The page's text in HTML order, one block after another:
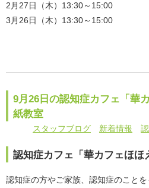
2月27日（木）13:30～15:00
3月26日（木）13:30～15:00
9月26日の認知症カフェ「華
紙教室
スタッフブログ 新着情報
認知症カフェ「華カフェほほ
認知症の方やご家族、認知症のことを